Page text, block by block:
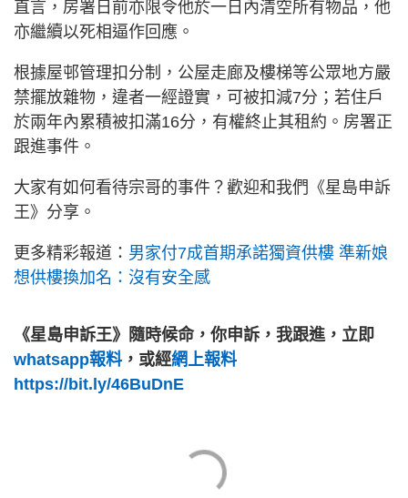
直言，房署日前亦限令他於一日內清空所有物品，他
亦繼續以死相逼作回應。
根據屋邨管理扣分制，公屋走廊及樓梯等公眾地方嚴
禁擺放雜物，違者一經證實，可被扣減7分；若住戶
於兩年內累積被扣滿16分，有權終止其租約。房署正
跟進事件。
大家有如何看待宗哥的事件？歡迎和我們《星島申訴
王》分享。
更多精彩報道： 男家付7成首期承諾獨資供樓 準新娘
想供樓換加名：沒有安全感
《星島申訴王》隨時候命，你申訴，我跟進，立即
whatsapp報料，或經網上報料
https://bit.ly/46BuDnE